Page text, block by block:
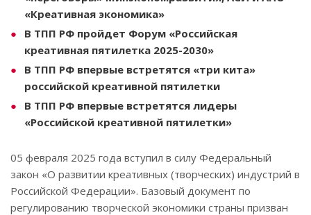
«Креативная экономика»
В ТПП РФ пройдет Форум «Российская
креативная пятилетка 2025-2030»
В ТПП РФ впервые встретятся «три кита»
российской креативной пятилетки
В ТПП РФ впервые встретятся лидеры
«Российской креативной пятилетки»
05 февраля 2025 года вступил в силу Федеральный
закон «О развитии креативных (творческих) индустрий в
Российской Федерации». Базовый документ по
регулированию творческой экономики страны призван